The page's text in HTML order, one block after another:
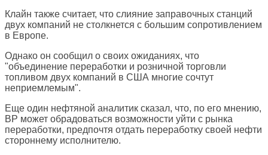
Клайн также считает, что слияние заправочных станций
двух компаний не столкнется с большим сопротивлением
в Европе.
Однако он сообщил о своих ожиданиях, что
"объединение переработки и розничной торговли
топливом двух компаний в США многие сочтут
неприемлемым".
Еще один нефтяной аналитик сказал, что, по его мнению,
BP может обрадоваться возможности уйти с рынка
переработки, предпочтя отдать переработку своей нефти
стороннему исполнителю.